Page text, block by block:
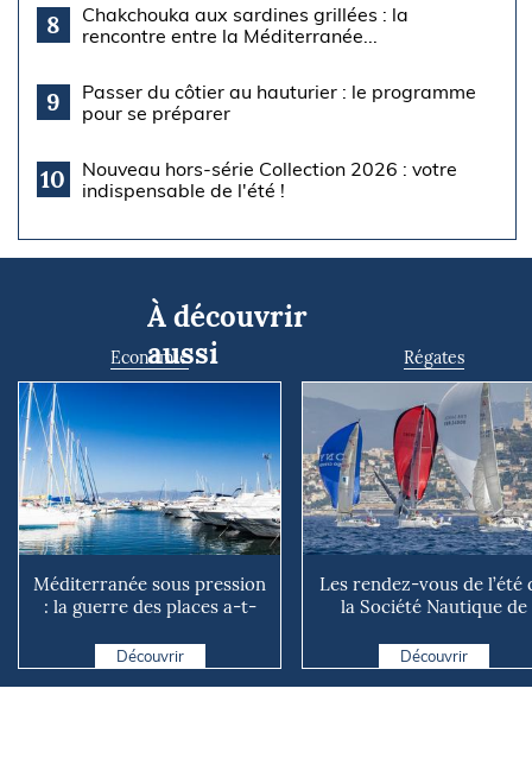
8
Chakchouka aux sardines grillées : la
rencontre entre la Méditerranée...
9
Passer du côtier au hauturier : le programme
pour se préparer
10
Nouveau hors-série Collection 2026 : votre
indispensable de l'été !
À découvrir
aussi
Economie
Méditerranée sous pression
: la guerre des places a-t-
Découvrir
Régates
Les rendez-vous de l’été
la Société Nautique de
Découvrir